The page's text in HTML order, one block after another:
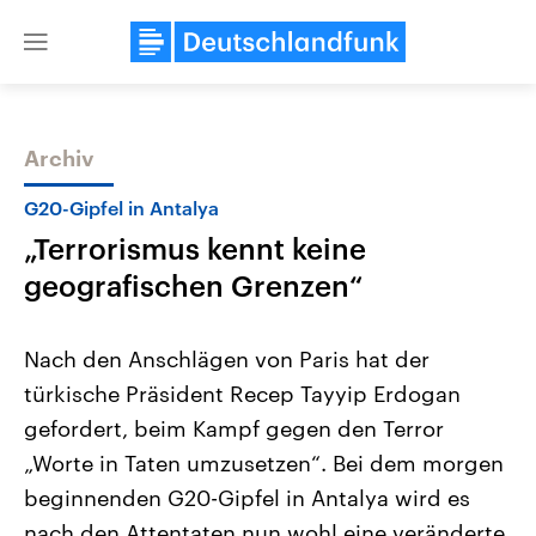
Close
Themen
Landtagswahl Sachsen-Anhalt
2026
Alle Informationen
Sachsen-Anhalt wählt am 6.
September 2026 einen neuen
Landtag. Seit 2021 wird das
Bundesland von einer Koalition aus
USA
Aktuelle Beiträge,
Hintergründe
Wirtschaftlich und
gehören die Vereinigten
den mächtigsten Ländern
mit großem Einfluss auf
Archiv
G20-Gipfel in Antalya
„Terrorismus kennt keine
geografischen Grenzen“
Nach den Anschlägen von Paris hat der
türkische Präsident Recep Tayyip Erdogan
gefordert, beim Kampf gegen den Terror
„Worte in Taten umzusetzen“. Bei dem morgen
beginnenden G20-Gipfel in Antalya wird es